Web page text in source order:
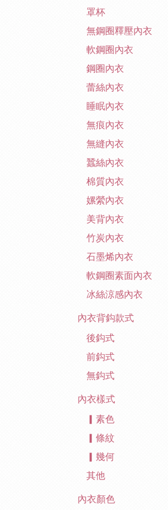
罩杯
無鋼圈釋壓內衣
軟鋼圈內衣
鋼圈內衣
蕾絲內衣
睡眠內衣
無痕內衣
無縫內衣
蠶絲內衣
棉質內衣
嫘縈內衣
美背內衣
竹炭內衣
石墨烯內衣
軟鋼圈素面內衣
冰絲涼感內衣
內衣背鈎款式
後鈎式
前鈎式
無鈎式
內衣樣式
▎素色
▎條紋
▎幾何
其他
內衣顏色